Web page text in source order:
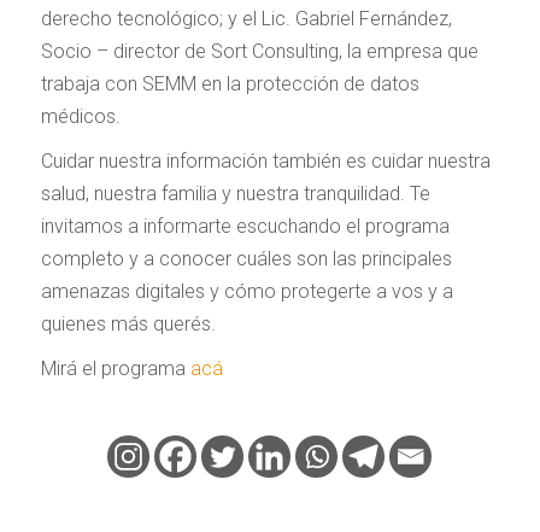
derecho tecnológico; y el Lic. Gabriel Fernández,
Socio – director de Sort Consulting, la empresa que
trabaja con SEMM en la protección de datos
médicos.
Cuidar nuestra información también es cuidar nuestra
salud, nuestra familia y nuestra tranquilidad. Te
invitamos a informarte escuchando el programa
completo y a conocer cuáles son las principales
amenazas digitales y cómo protegerte a vos y a
quienes más querés.
Mirá el programa acá